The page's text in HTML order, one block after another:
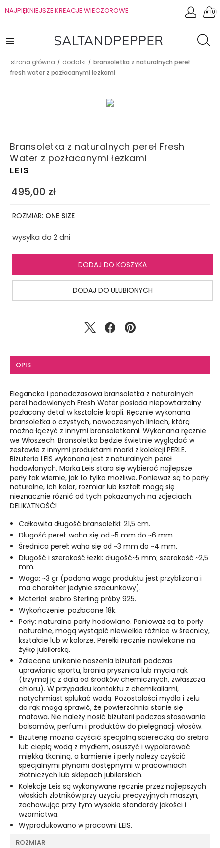
NAJPIĘKNIEJSZE KREACJE WIECZOROWE 0
strona główna / dodatki / bransoletka z naturalnych pereł
fresh water z pozłacanymi łezkami
Bransoletka z naturalnych pereł Fresh
Water z pozłacanymi łezkami
LEIS
495,00 zł
ROZMIAR: ONE SIZE
wysyłka do 2 dni
DODAJ DO KOSZYKA
DODAJ DO ULUBIONYCH
OPIS
Elegancka i ponadczasowa bransoletka z naturalnych
pereł hodowlanych Fresh Water posiada niepowtarzalny
pozłacany detal w kształcie kropli. Ręcznie wykonana
bransoletka o czystych, nowoczesnych liniach, którą
można łączyć z innymi bransoletkami. Wykonana ręcznie
we Włoszech. Bransoletka będzie świetnie wyglądać w
zestawie z innymi produktami marki z kolekcji PERLE.
Biżuteria LEIS wykonana jest z naturalnych pereł
hodowlanych. Marka Leis stara się wybierać najlepsze
perły tak wiernie, jak to tylko możliwe. Ponieważ są to perły
naturalne, ich kolor, rozmiar lub kształt mogą się
nieznacznie różnić od tych pokazanych na zdjęciach.
DELIKATNOŚĆ!
Całkowita długość bransoletki: 21,5 cm.
Długość pereł: waha się od ~5 mm do ~6 mm.
Średnica pereł: waha się od ~3 mm do ~4 mm.
Długość i szerokość łezki: długość~5 mm; szerokość ~2,5
mm.
Waga: ~3 gr (podana waga produktu jest przybliżona i
ma charakter jedynie szacunkowy).
Materiał: srebro Sterling próby 925.
Wykończenie: pozłacane 18k.
Perły: naturalne perły hodowlane. Ponieważ są to perły
naturalne, mogą wystąpić niewielkie różnice w średnicy,
kształcie lub w kolorze. Perełki ręcznie nawlekane na
żyłkę jubilerską.
Zalecane unikanie noszenia biżuterii podczas
uprawiania sportu, brania prysznica lub mycia rąk
(trzymaj ją z dala od środków chemicznych, zwłaszcza
chloru). W przypadku kontaktu z chemikaliami,
natychmiast spłukać wodą. Pozostałości mydła i żelu
do rąk mogą sprawić, że powierzchnia stanie się
matowa. Nie należy nosić biżuterii podczas stosowania
balsamów, perfum i produktów do pielęgnacji włosów.
Biżuterię można czyścić specjalną ściereczką do srebra
lub ciepłą wodą z mydłem, osuszyć i wypolerować
miękką tkaniną, a kamienie i perły należy czyścić
specjalnymi płynami dostępnymi w pracowniach
złotniczych lub sklepach jubilerskich.
Kolekcje Leis są wykonywane ręcznie przez najlepszych
włoskich złotników przy użyciu precyzyjnych maszyn,
zachowując przy tym wysokie standardy jakości i
wzornictwa.
Wyprodukowano w pracowni LEIS.
ROZMIAR